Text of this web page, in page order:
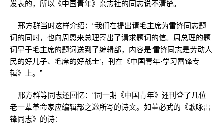
发表的，所以《中国青年》杂志社的同志说不清楚。
邢方群当时这样介绍：“我们在提出请毛主席为雷锋同志题
词的同时，也向周恩来总理寄出了请求题词的信。周总理的题
词早于毛主席的题词送到了编辑部，内容是‘雷锋同志是劳动人
民的好儿子、毛席的好战士’，刊在《中国青年·学习雷锋专
辑》上。”
邢方群等同志还回忆：“同一期《中国青年》还刊登了几位
老一辈革命家应编辑部之邀所写的诗文。如董必武的《歌咏雷
锋同志》的诗：